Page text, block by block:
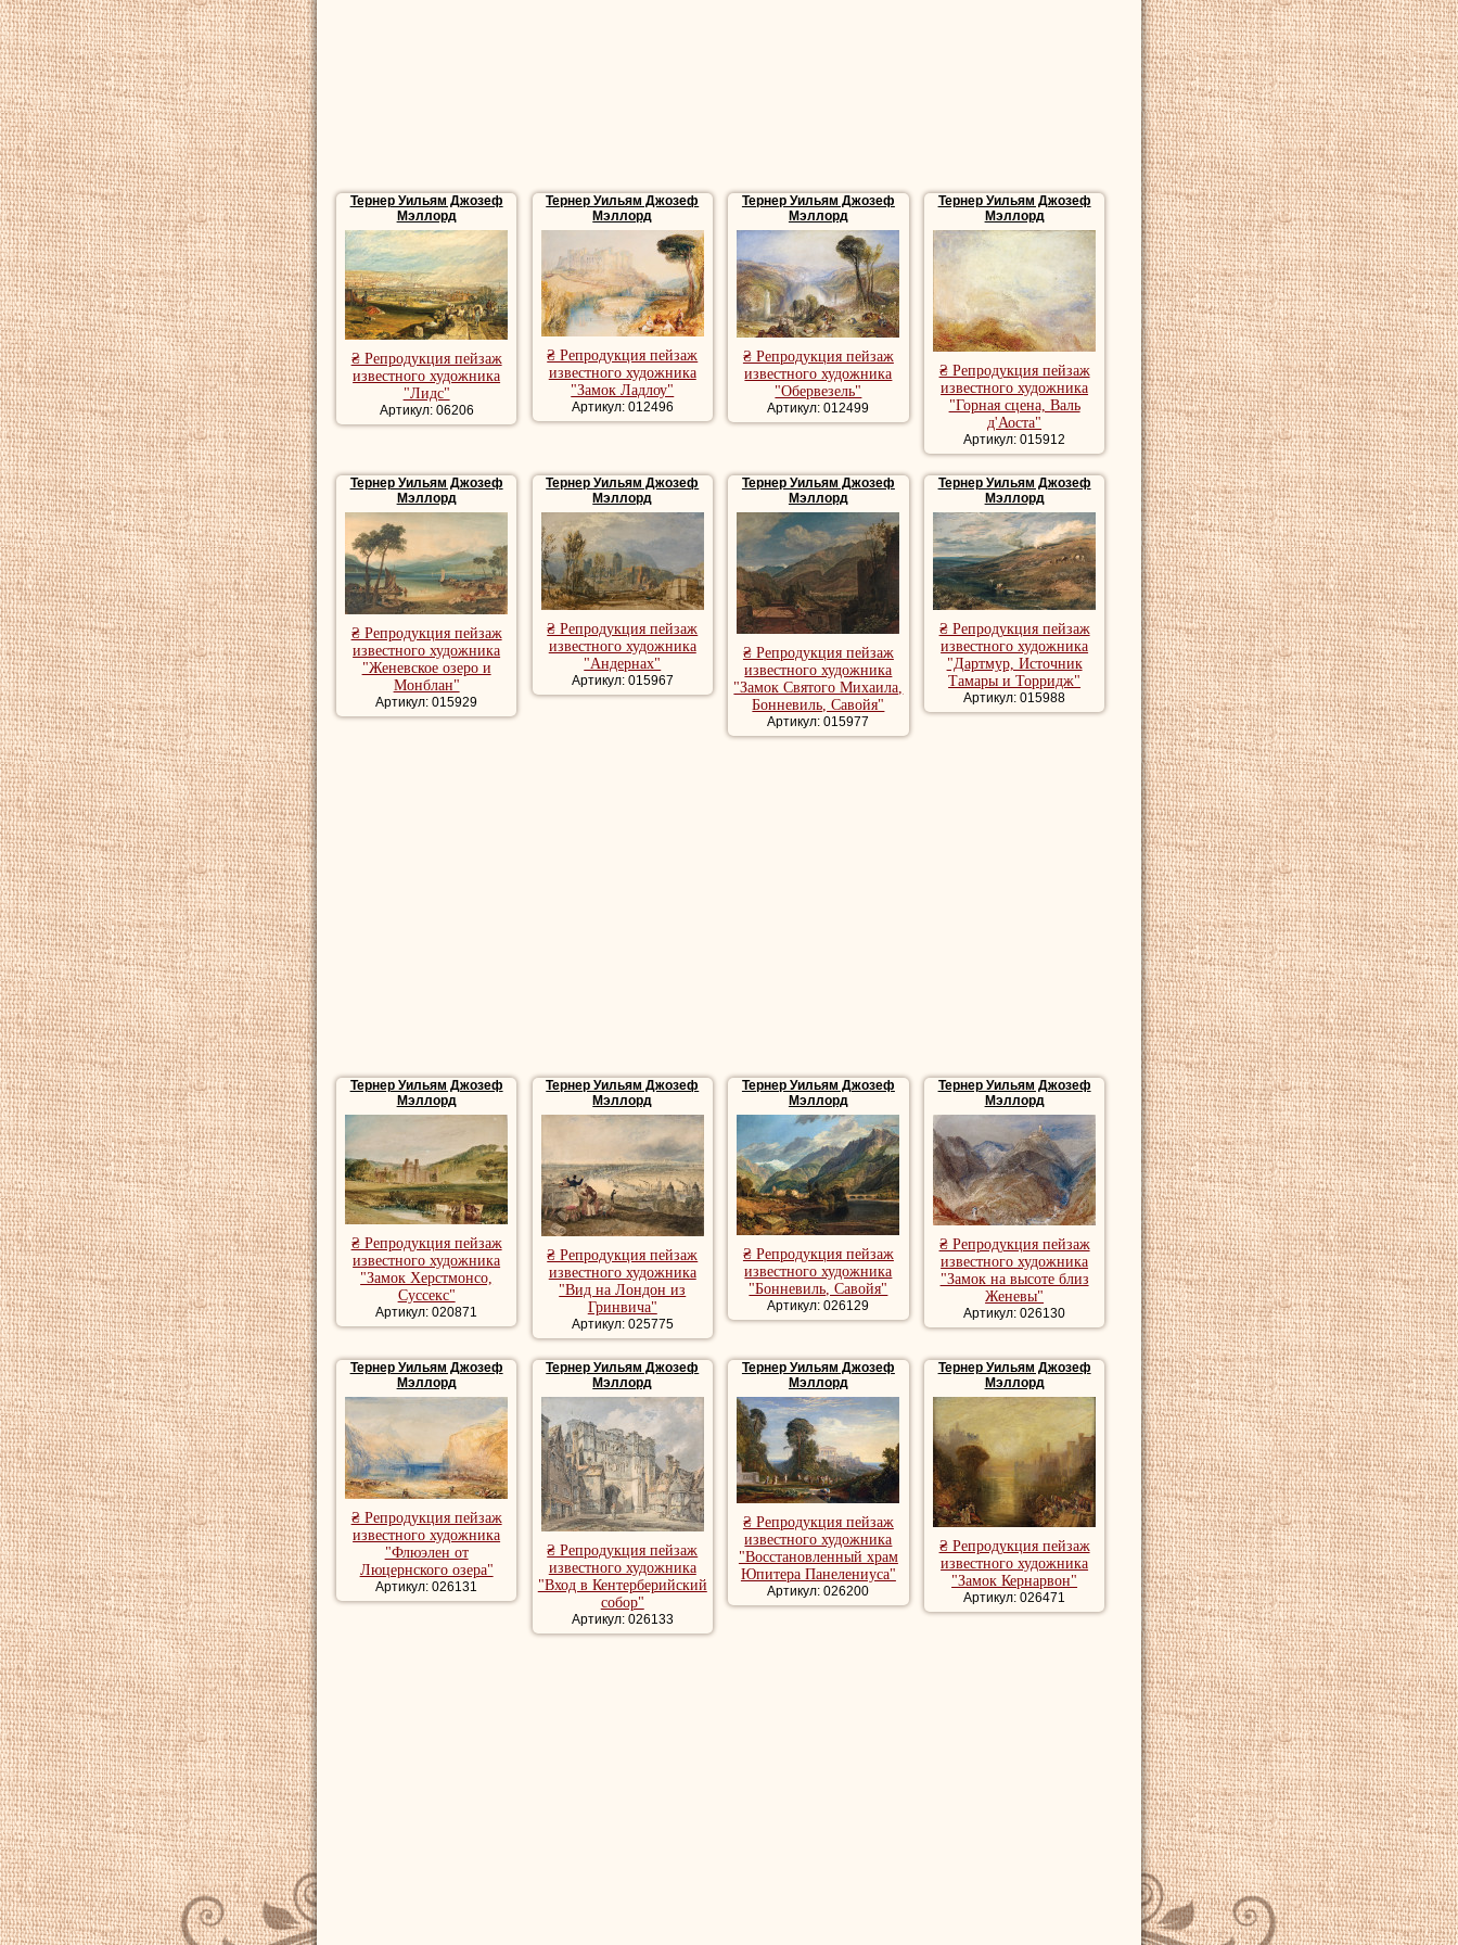
Живописец скончался 19 декабря 1851 года.
Купить репродукции пейзажи, репродукции пейзажи, репродукции пейзажи художника, картины пейзажи
художника, романтические пейзажи, лесной пейзаж, речной пейзаж, красивые картины пейзаж.
Купить картины моря, морские картины купить, репродукции морские картины
Картины бытового жанра, бытовая сцена картины, репродукции бытовой жанр
Тернер Уильям Джозеф
Мэллорд
₴ Репродукция пейзаж
известного художника
"Лидс"
Артикул: 06206
Тернер Уильям Джозеф
Мэллорд
₴ Репродукция пейзаж
известного художника
"Замок Ладлоу"
Артикул: 012496
Тернер Уильям Джозеф
Мэллорд
₴ Репродукция пейзаж
известного художника
"Обервезель"
Артикул: 012499
Тернер Уильям Джозеф
Мэллорд
₴ Репродукция пейзаж
известного художника
"Горная сцена, Валь
д'Аоста"
Артикул: 015912
Тернер Уильям Джозеф
Мэллорд
₴ Репродукция пейзаж
известного художника
"Женевское озеро и
Монблан"
Артикул: 015929
Тернер Уильям Джозеф
Мэллорд
₴ Репродукция пейзаж
известного художника
"Андернах"
Артикул: 015967
Тернер Уильям Джозеф
Мэллорд
₴ Репродукция пейзаж
известного художника
"Замок Святого Михаила,
Бонневиль, Савойя"
Артикул: 015977
Тернер Уильям Джозеф
Мэллорд
₴ Репродукция пейзаж
известного художника
"Дартмур, Источник
Тамары и Торридж"
Артикул: 015988
Тернер Уильям Джозеф
Мэллорд
₴ Репродукция пейзаж
известного художника
"Замок Херстмонсо,
Суссекс"
Артикул: 020871
Тернер Уильям Джозеф
Мэллорд
₴ Репродукция пейзаж
известного художника
"Вид на Лондон из
Гринвича"
Артикул: 025775
Тернер Уильям Джозеф
Мэллорд
₴ Репродукция пейзаж
известного художника
"Бонневиль, Савойя"
Артикул: 026129
Тернер Уильям Джозеф
Мэллорд
₴ Репродукция пейзаж
известного художника
"Замок на высоте близ
Женевы"
Артикул: 026130
Тернер Уильям Джозеф
Мэллорд
₴ Репродукция пейзаж
известного художника
"Флюэлен от
Люцернского озера"
Артикул: 026131
Тернер Уильям Джозеф
Мэллорд
₴ Репродукция пейзаж
известного художника
"Вход в Кентерберийский
собор"
Артикул: 026133
Тернер Уильям Джозеф
Мэллорд
₴ Репродукция пейзаж
известного художника
"Восстановленный храм
Юпитера Панелениуса"
Артикул: 026200
Тернер Уильям Джозеф
Мэллорд
₴ Репродукция пейзаж
известного художника
"Замок Кернарвон"
Артикул: 026471